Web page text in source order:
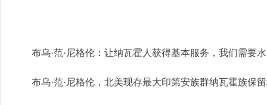
布乌·范·尼格伦：让纳瓦霍人获得基本服务，我们需要
布乌·范·尼格伦，北美现存最大印第安族群纳瓦霍族保